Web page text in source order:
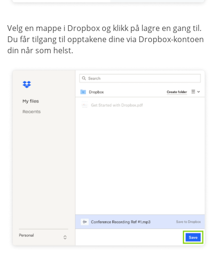
Velg en mappe i Dropbox og klikk på lagre en gang til.
Du får tilgang til opptakene dine via Dropbox-kontoen
din når som helst.